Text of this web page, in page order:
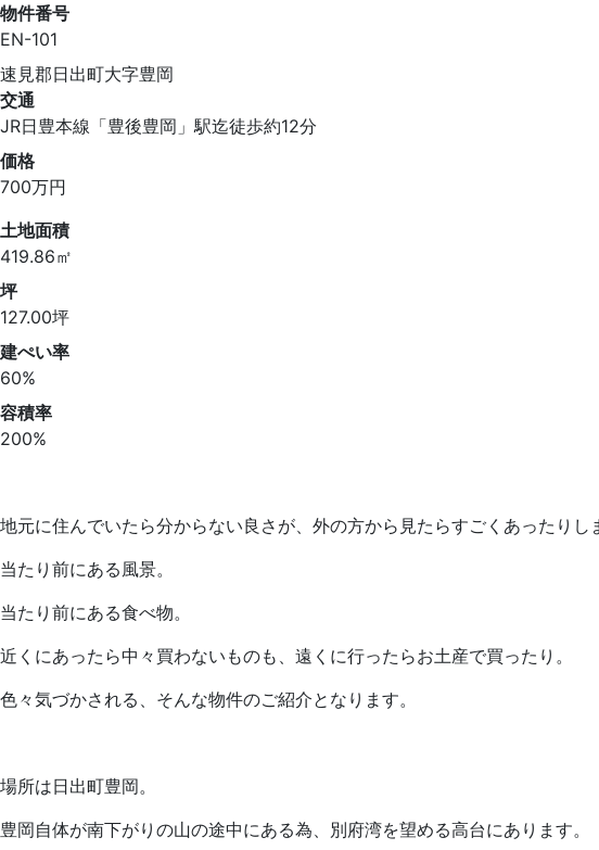
物件番号
EN-101
速見郡日出町大字豊岡
交通
JR日豊本線「豊後豊岡」駅迄徒歩約12分
価格
700万円
土地面積
419.86㎡
坪
127.00坪
建ぺい率
60%
容積率
200%
地元に住んでいたら分からない良さが、外の方から見たらすごくあったりし
当たり前にある風景。
当たり前にある食べ物。
近くにあったら中々買わないものも、遠くに行ったらお土産で買ったり。
色々気づかされる、そんな物件のご紹介となります。
場所は日出町豊岡。
豊岡自体が南下がりの山の途中にある為、別府湾を望める高台にあります。